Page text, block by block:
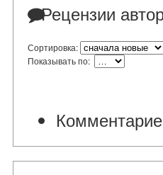
Рецензии
Сортировка:
Показывать по: